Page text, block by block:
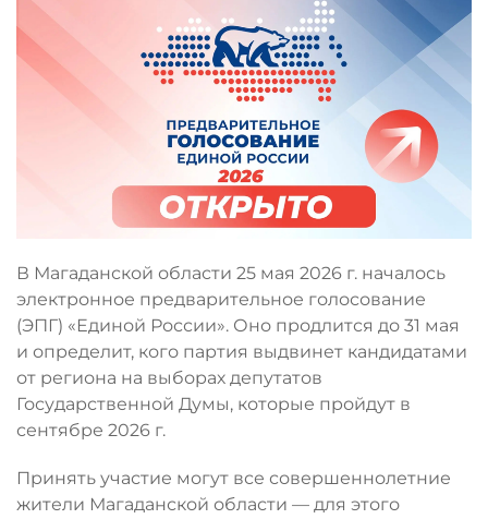
В Магаданской области 25 мая 2026 г. началось
электронное предварительное голосование
(ЭПГ) «Единой России». Оно продлится до 31 мая
и определит, кого партия выдвинет кандидатами
от региона на выборах депутатов
Государственной Думы, которые пройдут в
сентябре 2026 г.
Принять участие могут все совершеннолетние
жители Магаданской области — для этого